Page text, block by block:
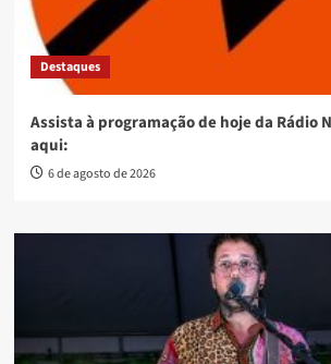
Destaques
Assista à programação de hoje da Rádio
aqui:
6 de agosto de 2026